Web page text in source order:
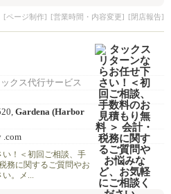
[ページ制作] [営業時間・内容変更] [閉店報告]
クス代行サービス
Gardena (Harbor
.com
！＜初回ご相談、手
務に関するご質問やお
。メ...